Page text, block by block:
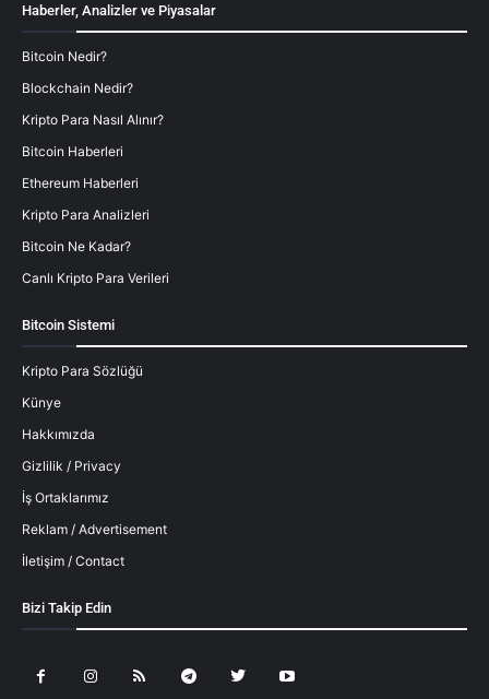
Haberler, Analizler ve Piyasalar
Bitcoin Nedir?
Blockchain Nedir?
Kripto Para Nasıl Alınır?
Bitcoin Haberleri
Ethereum Haberleri
Kripto Para Analizleri
Bitcoin Ne Kadar?
Canlı Kripto Para Verileri
Bitcoin Sistemi
Kripto Para Sözlüğü
Künye
Hakkımızda
Gizlilik / Privacy
İş Ortaklarımız
Reklam / Advertisement
İletişim / Contact
Bizi Takip Edin